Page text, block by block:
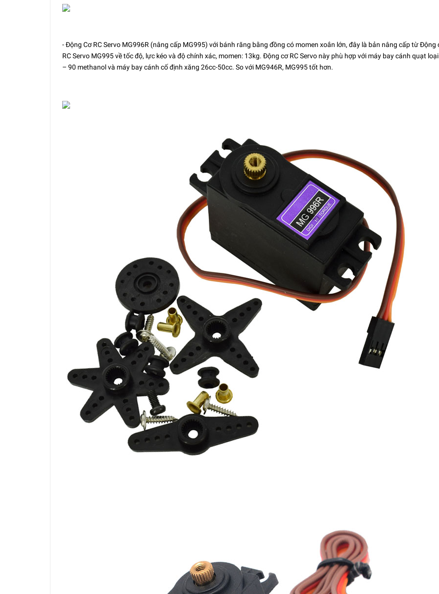
- Động Cơ RC Servo MG996R (nâng cấp MG995) với bánh răng bằng đồng có momen xoắn lớn, đây là bản nâng cấp từ Động
RC Servo MG995 về tốc độ, lực kéo và độ chính xác, momen: 13kg. Động cơ RC Servo này phù hợp với máy bay cánh quạt
– 90 methanol và máy bay cánh cố định xăng 26cc-50cc. So với MG946R, MG995 tốt hơn.